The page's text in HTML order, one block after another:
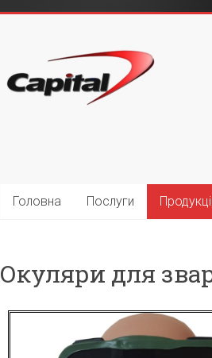
Головна Послуги
Окуляри для